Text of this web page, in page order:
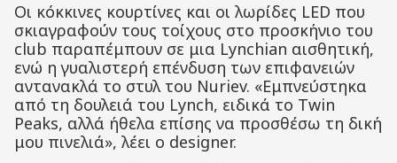
Οι κόκκινες κουρτίνες και οι λωρίδες LED που
σκιαγραφούν τους τοίχους στο προσκήνιο του
club παραπέμπουν σε μια Lynchian αισθητική,
ενώ η γυαλιστερή επένδυση των επιφανειών
αντανακλά το στυλ του Nuriev. «Εμπνεύστηκα
από τη δουλειά του Lynch, ειδικά το Twin
Peaks, αλλά ήθελα επίσης να προσθέσω τη δική
μου πινελιά», λέει ο designer.